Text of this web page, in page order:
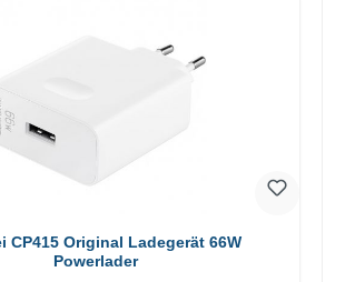
CP415 Original Ladegerät 66W
Powerlader